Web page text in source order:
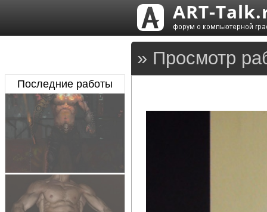
» Просмотр
Последние работы